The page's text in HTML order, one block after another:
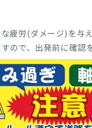
疲労(ダメージ)を与
ので、出発前に確認